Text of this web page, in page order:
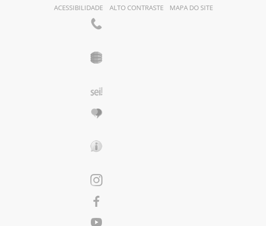
ACESSIBILIDADE ALTO CONTRASTE MAPA DO SITE